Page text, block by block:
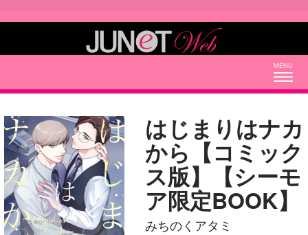
はじまりはナカ
から【コミック
ス版】【シーモ
ア限定BOOK】
みちのくアタミ